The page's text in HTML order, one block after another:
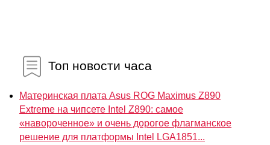
Топ новости часа
Материнская плата Asus ROG Maximus Z890
Extreme на чипсете Intel Z890: самое
«навороченное» и очень дорогое флагманское
решение для платформы Intel LGA1851...